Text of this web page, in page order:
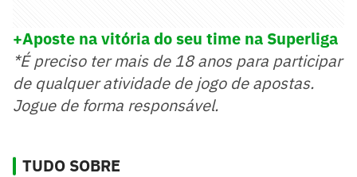
+Aposte na vitória do seu time na Superliga
*É preciso ter mais de 18 anos para participar
de qualquer atividade de jogo de apostas.
Jogue de forma responsável.
TUDO SOBRE